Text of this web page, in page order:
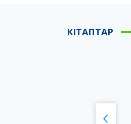
КІТАПТАР